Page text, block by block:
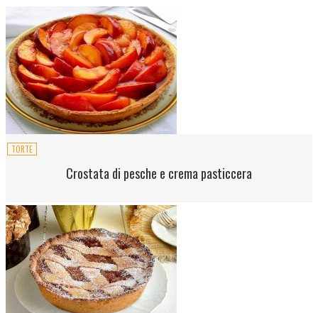
TORTE
Crostata di pesche e crema pasticcera